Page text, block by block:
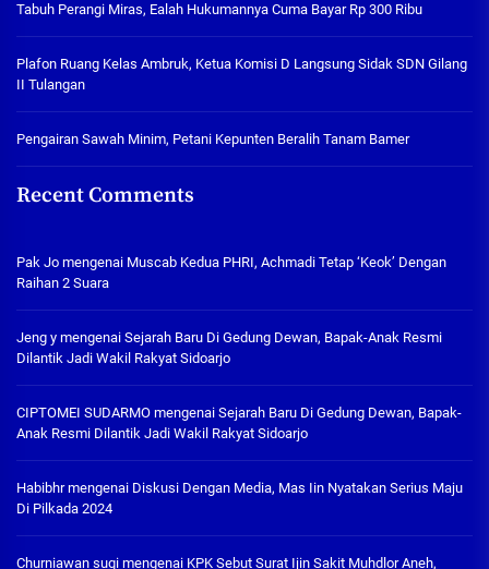
Tabuh Perangi Miras, Ealah Hukumannya Cuma Bayar Rp 300 Ribu
Plafon Ruang Kelas Ambruk, Ketua Komisi D Langsung Sidak SDN Gilang
II Tulangan
Pengairan Sawah Minim, Petani Kepunten Beralih Tanam Bamer
Recent Comments
Pak Jo mengenai Muscab Kedua PHRI, Achmadi Tetap ‘Keok’ Dengan
Raihan 2 Suara
Jeng y mengenai Sejarah Baru Di Gedung Dewan, Bapak-Anak Resmi
Dilantik Jadi Wakil Rakyat Sidoarjo
CIPTOMEI SUDARMO mengenai Sejarah Baru Di Gedung Dewan, Bapak-
Anak Resmi Dilantik Jadi Wakil Rakyat Sidoarjo
Habibhrmengenai Diskusi Dengan Media, Mas Iin Nyatakan Serius Maju
Di Pilkada 2024
Churniawan sugi mengenai KPK Sebut Surat Ijin Sakit Muhdlor Aneh,